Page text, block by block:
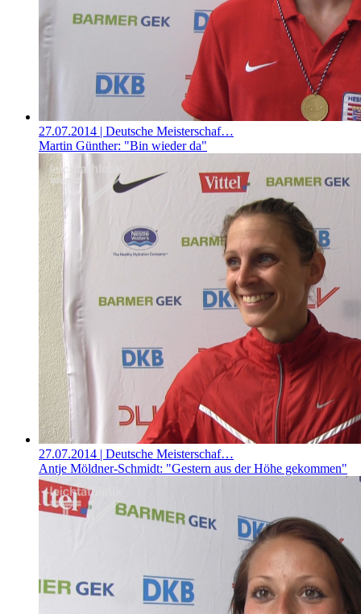
27.07.2014 | Deutsche Meisterschaf…
Martin Günther: "Bin wieder da"
27.07.2014 | Deutsche Meisterschaf…
Antje Möldner-Schmidt: "Gestern aus der Höhe gekommen"